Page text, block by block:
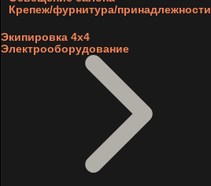
Крепеж/фурнитура/принадлежности
Экипировка 4х4
Электрооборудование